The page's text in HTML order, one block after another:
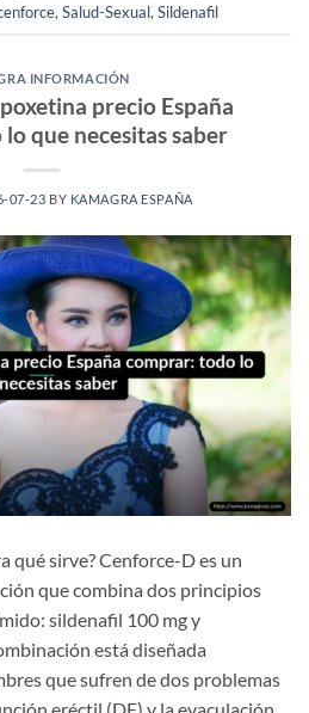
,Salud-Sexual,Sildenafil
INFORMACIÓN
precio España
que necesitas saber
07-23 BY KAMAGRA ESPAÑA
qué sirve? Cenforce-D es un
que combina dos principios
sildenafil 100 mg y
está diseñada
que sufren de dos problemas